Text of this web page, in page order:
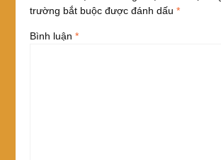
trường bắt buộc được đánh dấu *
Bình luận *